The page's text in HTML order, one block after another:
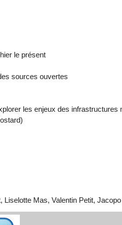
le présent
sources ouvertes
les enjeux des infrastructures
Mas, Valentin Petit,